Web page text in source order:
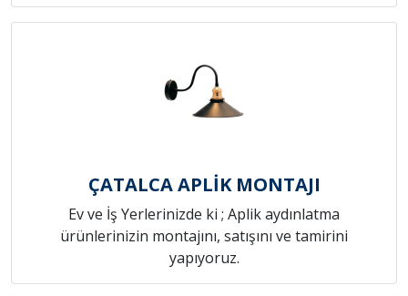
ÇATALCA APLİK MONTAJI
Ev ve İş Yerlerinizde ki ; Aplik aydınlatma
ürünlerinizin montajını, satışını ve tamirini
yapıyoruz.